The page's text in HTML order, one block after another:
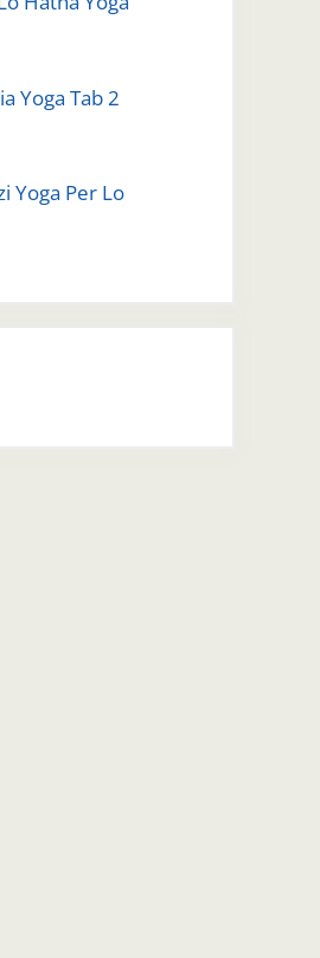
Yoga Tab 2
Yoga Per Lo